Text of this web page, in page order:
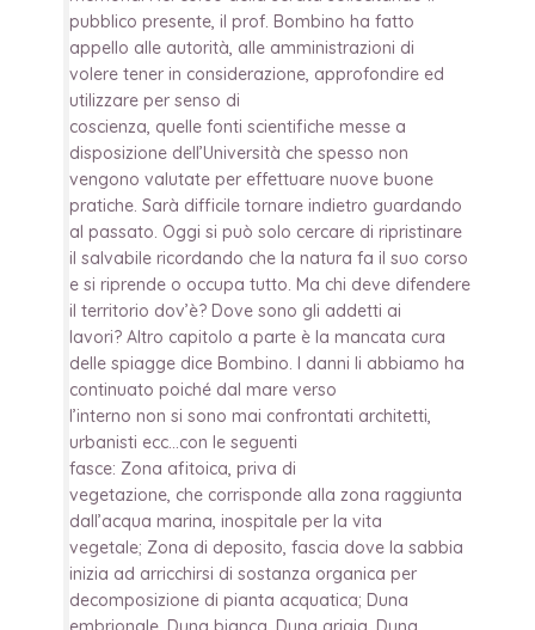
pubblico presente, il prof. Bombino ha fatto
appello alle autorità, alle amministrazioni di
volere tener in considerazione, approfondire ed
utilizzare per senso di
coscienza, quelle fonti scientifiche messe a
disposizione dell’Università che spesso non
vengono valutate per effettuare nuove buone
pratiche. Sarà difficile tornare indietro guardando
al passato. Oggi si può solo cercare di ripristinare
il salvabile ricordando che la natura fa il suo corso
e si riprende o occupa tutto. Ma chi deve difendere
il territorio dov’è? Dove sono gli addetti ai
lavori? Altro capitolo a parte è la mancata cura
delle spiagge dice Bombino. I danni li abbiamo ha
continuato poiché dal mare verso
l’interno non si sono mai confrontati architetti,
urbanisti ecc…con le seguenti
fasce: Zona afitoica, priva di
vegetazione, che corrisponde alla zona raggiunta
dall’acqua marina, inospitale per la vita
vegetale; Zona di deposito, fascia dove la sabbia
inizia ad arricchirsi di sostanza organica per
decomposizione di pianta acquatica; Duna